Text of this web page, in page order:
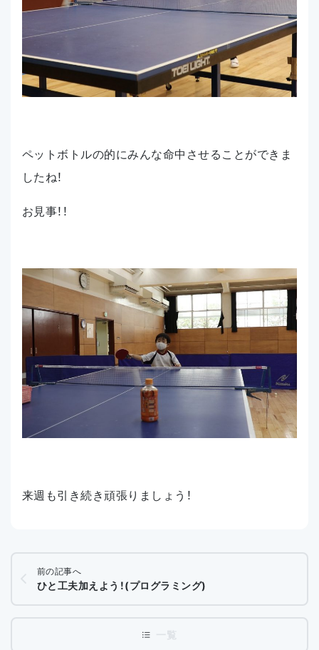
ペットボトルの的にみんな命中させることができま
したね！
お見事！！
来週も引き続き頑張りましょう！
前の記事へ
ひと工夫加えよう！(プログラミング)